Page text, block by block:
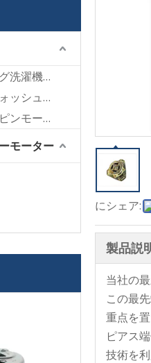
トップローディング洗濯機モーター
二槽式洗濯機用ウォッシュモーター
二槽式洗濯機用スピンモーター
モーター
にシェア:
製品説
当社の
この最
重点を
ピアス
技術を